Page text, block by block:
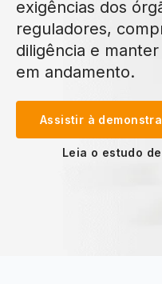
exigências dos
reguladores,
diligência e
em andamento.
Assistir à
Leia o estudo